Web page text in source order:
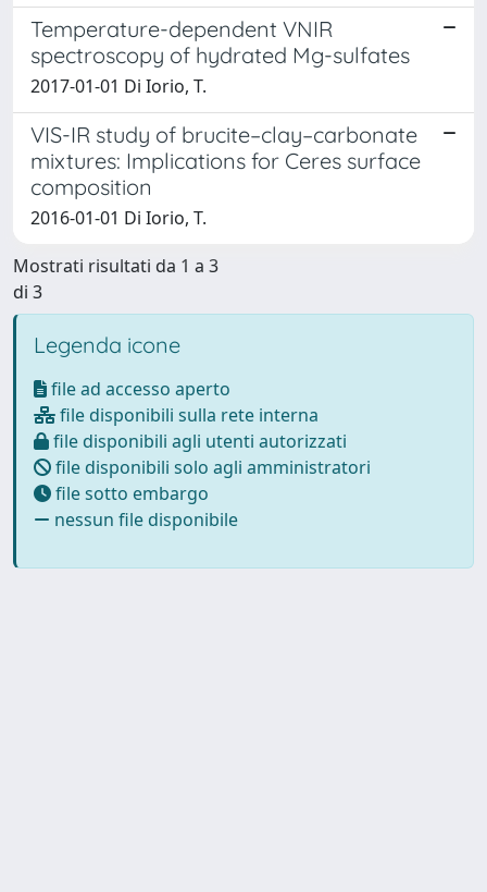
Temperature-dependent VNIR
spectroscopy of hydrated Mg-sulfates
2017-01-01 Di Iorio, T.
VIS-IR study of brucite–clay–carbonate
mixtures: Implications for Ceres surface
composition
2016-01-01 Di Iorio, T.
Mostrati risultati da 1 a 3
di 3
Legenda icone
file ad accesso aperto
file disponibili sulla rete interna
file disponibili agli utenti autorizzati
file disponibili solo agli amministratori
file sotto embargo
nessun file disponibile